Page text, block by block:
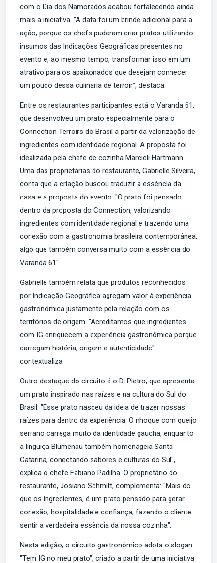
com o Dia dos Namorados acabou fortalecendo ainda
mais a iniciativa. "A data foi um brinde adicional para a
ação, porque os chefs puderam criar pratos utilizando
insumos das Indicações Geográficas presentes no
evento e, ao mesmo tempo, transformar isso em um
atrativo para os apaixonados que desejam conhecer
um pouco dessa culinária de terroir", destaca.
Entre os restaurantes participantes está o Varanda 61,
que desenvolveu um prato especialmente para o
Connection Terroirs do Brasil a partir da valorização de
ingredientes com identidade regional. A proposta foi
idealizada pela chefe de cozinha Marcieli Hartmann.
Uma das proprietárias do restaurante, Gabrielle Silveira,
conta que a criação buscou traduzir a essência da
casa e a proposta do evento: "O prato foi pensado
dentro da proposta do Connection, valorizando
ingredientes com identidade regional e trazendo uma
conexão com a gastronomia brasileira contemporânea,
algo que também conversa muito com a essência do
Varanda 61".
Gabrielle também relata que produtos reconhecidos
por Indicação Geográfica agregam valor à experiência
gastronômica justamente pela relação com os
territórios de origem. "Acreditamos que ingredientes
com IG enriquecem a experiência gastronômica porque
carregam história, origem e autenticidade",
contextualiza.
Outro destaque do circuito é o Di Pietro, que apresenta
um prato inspirado nas raízes e na cultura do Sul do
Brasil. "Esse prato nasceu da ideia de trazer nossas
raízes para dentro da experiência. O nhoque com queijo
serrano carrega muito da identidade gaúcha, enquanto
a linguiça Blumenau também homenageia Santa
Catarina, conectando sabores e culturas do Sul",
explica o chefe Fabiano Padilha. O proprietário do
restaurante, Josiano Schmitt, complementa: "Mais do
que os ingredientes, é um prato pensado para gerar
conexão, hospitalidade e confiança, fazendo o cliente
sentir a verdadeira essência da nossa cozinha".
Nesta edição, o circuito gastronômico adota o slogan
"Tem IG no meu prato", criado a partir de uma iniciativa